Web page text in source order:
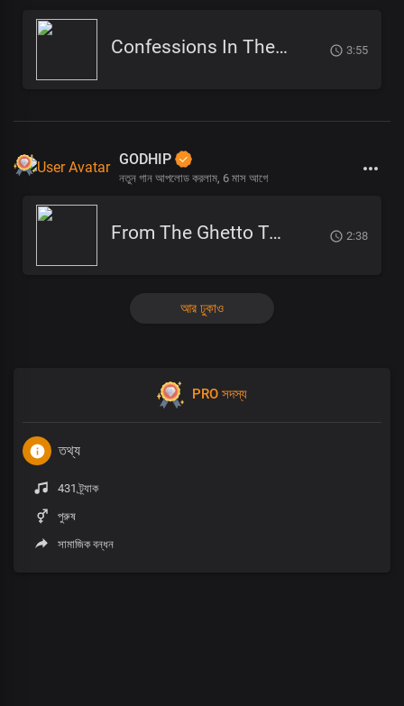
Confessions In The Pulpit (1) 3:55
GODHIP
নতুন গান আপলোড করলাম, 6 মাস আগে
From The Ghetto To God 2:38
আর ঢুকাও
PRO সদস্য
তথ্য
431 ট্র্যাক
পুরুষ
সামাজিক বন্ধন